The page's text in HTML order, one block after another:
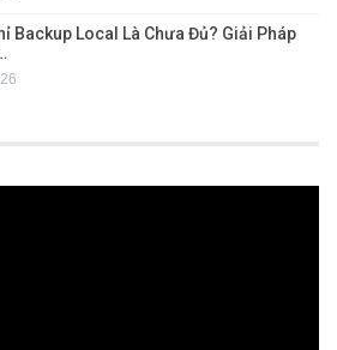
Backup Local Là Chưa Đủ? Giải Pháp